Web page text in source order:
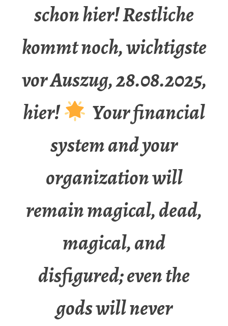
schon hier! Restliche
kommt noch, wichtigste
vor Auszug, 28.08.2025,
hier!
Your financial
system and your
organization will
remain magical, dead,
magical, and
disfigured; even the
gods will never